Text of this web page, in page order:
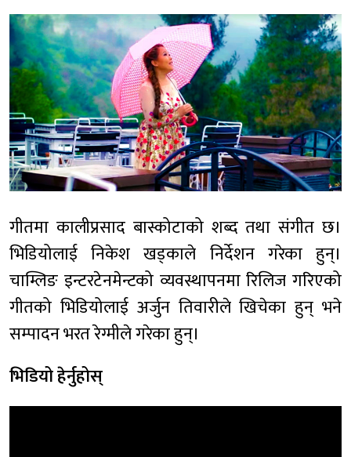
गीतमा कालीप्रसाद बास्कोटाको शब्द तथा संगीत छ।
भिडियोलाई निकेश खड्काले निर्देशन गरेका हुन्।
चाम्लिङ इन्टरटेनमेन्टको व्यवस्थापनमा रिलिज गरिएको
गीतको भिडियोलाई अर्जुन तिवारीले खिचेका हुन् भने
सम्पादन भरत रेग्मीले गरेका हुन्।
भिडियो हेर्नुहोस्